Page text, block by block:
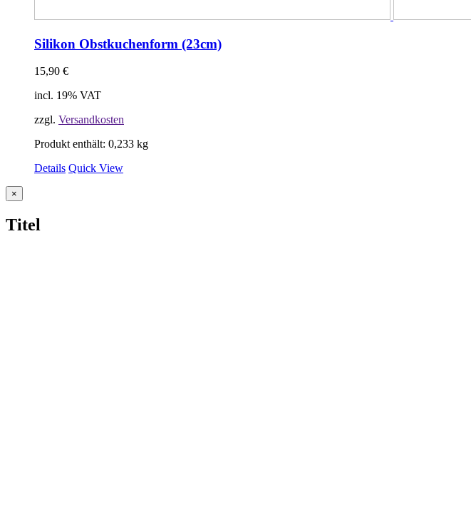
Silikon Obstkuchenform (23cm)
15,90 €
incl. 19% VAT
zzgl. Versandkosten
Produkt enthält: 0,233 kg
Details Quick View
Close
product
view
×
Titel